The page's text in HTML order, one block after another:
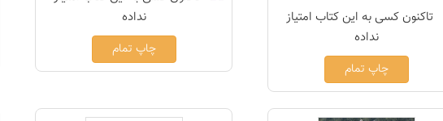
چاپ تمام
چاپ تمام